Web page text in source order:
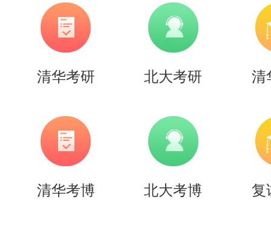
3. 静电场与静磁场
电势与电势的微分方程：掌握电
微分方程。
静电场的能量与力：理解静电场
方法。
清华考研 北大考研 清
清华考博 北大考博 复